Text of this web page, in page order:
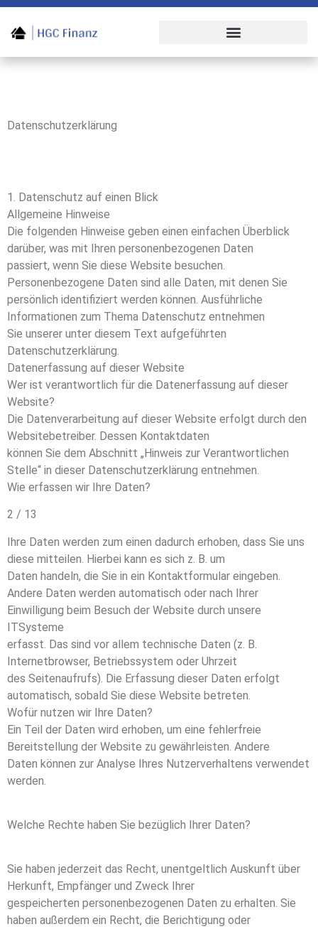
Datenschutzerklärung
1. Datenschutz auf einen Blick
Allgemeine Hinweise
Die folgenden Hinweise geben einen einfachen Überblick
darüber, was mit Ihren personenbezogenen Daten
passiert, wenn Sie diese Website besuchen.
Personenbezogene Daten sind alle Daten, mit denen Sie
persönlich identifiziert werden können. Ausführliche
Informationen zum Thema Datenschutz entnehmen
Sie unserer unter diesem Text aufgeführten
Datenschutzerklärung.
Datenerfassung auf dieser Website
Wer ist verantwortlich für die Datenerfassung auf dieser
Website?
Die Datenverarbeitung auf dieser Website erfolgt durch den
Websitebetreiber. Dessen Kontaktdaten
können Sie dem Abschnitt „Hinweis zur Verantwortlichen
Stelle“ in dieser Datenschutzerklärung entnehmen.
Wie erfassen wir Ihre Daten?
2 / 13
Ihre Daten werden zum einen dadurch erhoben, dass Sie uns
diese mitteilen. Hierbei kann es sich z. B. um
Daten handeln, die Sie in ein Kontaktformular eingeben.
Andere Daten werden automatisch oder nach Ihrer
Einwilligung beim Besuch der Website durch unsere
ITSysteme
erfasst. Das sind vor allem technische Daten (z. B.
Internetbrowser, Betriebssystem oder Uhrzeit
des Seitenaufrufs). Die Erfassung dieser Daten erfolgt
automatisch, sobald Sie diese Website betreten.
Wofür nutzen wir Ihre Daten?
Ein Teil der Daten wird erhoben, um eine fehlerfreie
Bereitstellung der Website zu gewährleisten. Andere
Daten können zur Analyse Ihres Nutzerverhaltens verwendet
werden.
Welche Rechte haben Sie bezüglich Ihrer Daten?
Sie haben jederzeit das Recht, unentgeltlich Auskunft über
Herkunft, Empfänger und Zweck Ihrer
gespeicherten personenbezogenen Daten zu erhalten. Sie
haben außerdem ein Recht, die Berichtigung oder